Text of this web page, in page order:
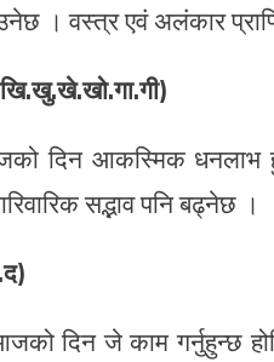
। वस्त्र एवं अलंकार
दिन आकस्मिक धनलाभ
सद्भाव पनि बढ्नेछ ।
दिन जे काम गर्नुहुन्छ